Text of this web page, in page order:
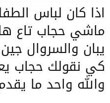
اذا كان لباس
ماشي حجاب تاع
يبان والسروال جين
كي نقولك حجاب
والله واحد ما